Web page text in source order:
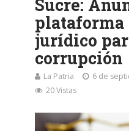
Sucre:
plataforma
jurídico
corrupción
La Patria
6 de
20 Vistas